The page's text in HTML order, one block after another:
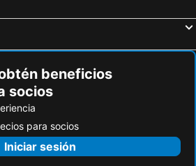
beneficios
socios
para socios
Iniciar sesión